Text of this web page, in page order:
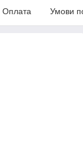
Оплата Умови